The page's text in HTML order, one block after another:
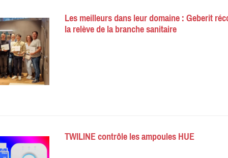
Les meilleurs dans leur domaine : Geberit
la relève de la branche sanitaire
TWILINE contrôle les ampoules HUE